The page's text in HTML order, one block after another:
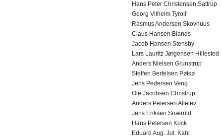
Hans Peter Christensen Sattrup
Georg Vilhelm Tyrolf
Rasmus Andersen Skovhuus
Claus Hansen Blands
Jacob Hansen Stensby
Lars Lauritz Jørgensen Hillested
Anders Nielsen Grunstrup
Steffen Bertelsen Pøtsø
Jens Pedersen Veng
Ole Jacobsen Christrup
Anders Petersen Allelev
Jens Eriksen Snærrild
Hans Petersen Kock
Eduard Aug. Jul. Kahl